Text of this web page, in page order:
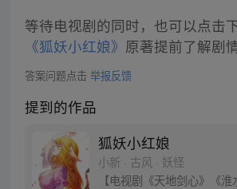
等待电视剧的同时，也可以点击
《狐妖小红娘》 原著提前了解剧情
答案问题点击 举报反馈
提到的作品
狐妖小红娘
小新 · 古风 · 妖怪
【电视剧《天地剑心》《